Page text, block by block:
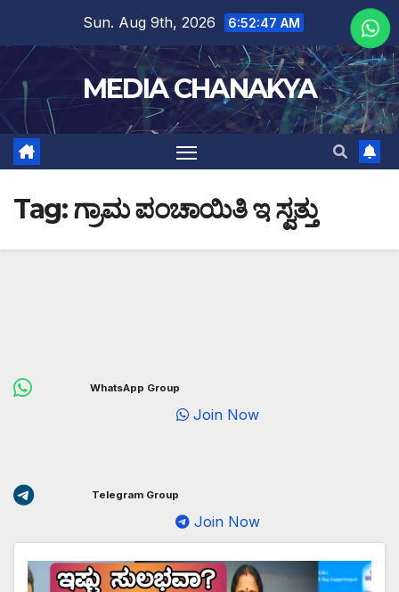
Sun. Aug 9th, 2026 6:52:47 AM
MEDIA CHANAKYA
Tag:ಗ್ರಾಮ ಪಂಚಾಯಿತಿ ಇ ಸ್ವತ್ತು
WhatsApp Group
Join Now
Telegram Group
Join Now